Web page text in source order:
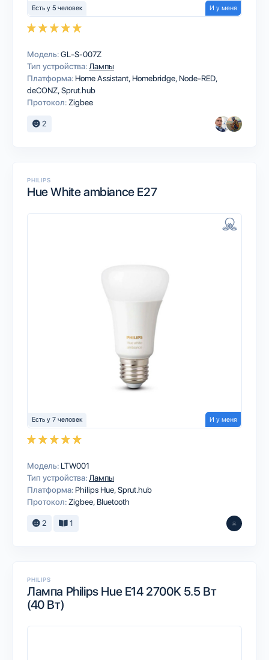
Есть у 5 человек И у меня
Модель:GL-S-007Z
Тип устройства: Лампы
Платформа: Home Assistant Homebridge Node-RED
deCONZSprut.hub
Протокол: Zigbee
2
PHILIPS
Hue White ambiance E27
Есть у 7 человек И у меня
Модель: LTW001
Тип устройства: Лампы
Платформа: Philips HueSprut.hub
Протокол: Zigbee Bluetooth
2 1
PHILIPS
Лампа Philips Hue E14 2700K 5.5 Вт
(40 Вт)